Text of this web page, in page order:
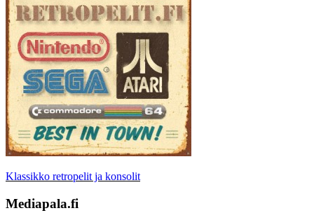
Klassikko retropelit ja konsolit
Mediapala.fi